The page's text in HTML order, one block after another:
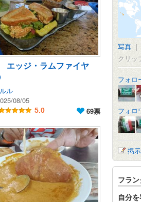
エッジ・ラムファイヤ
ル
08/05
5.0 69票
写真 |
クリッ
フォロ
フォロ
掲
フラ
自分